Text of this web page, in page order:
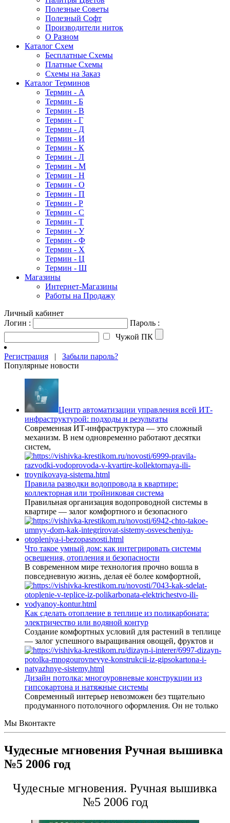
Полезные Советы
Полезный Софт
Производители ниток
О Разном
Каталог Схем
Бесплатные Схемы
Платные Схемы
Схемы на Заказ
Каталог Терминов
Термин - А
Термин - Б
Термин - В
Термин - Г
Термин - Д
Термин - И
Термин - К
Термин - Л
Термин - М
Термин - Н
Термин - О
Термин - П
Термин - Р
Термин - С
Термин - Т
Термин - У
Термин - Ф
Термин - Х
Термин - Ц
Термин - Ш
Магазины
Интернет-Магазины
Работы на Продажу
Личный кабинет
Логин :
Пароль :
Чужой ПК
Регистрация | Забыли пароль?
Популярные новости
Центр автоматизации управления всей ИТ-
инфраструктурой: подходы и результаты
Современная ИТ-инфраструктура — это сложный
механизм. В нем одновременно работают десятки
систем,
Правила разводки водопровода в квартире:
коллекторная или тройниковая система
Правильная организация водопроводной системы в
квартире — залог комфортного и безопасного
Что такое умный дом: как интегрировать системы
освещения, отопления и безопасности
В современном мире технология прочно вошла в
повседневную жизнь, делая её более комфортной,
Как сделать отопление в теплице из поликарбоната:
электричество или водяной контур
Создание комфортных условий для растений в теплице
— залог успешного выращивания овощей, фруктов и
Дизайн потолка: многоуровневые конструкции из
гипсокартона и натяжные системы
Современный интерьер невозможен без тщательно
продуманного потолочного оформления. Он не только
Мы Вконтакте
Чудесные мгновения Ручная вышивка
№5 2006 год
Чудесные мгновения. Ручная вышивка
№5 2006 год